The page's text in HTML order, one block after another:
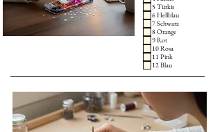
5 Türkis
6 Hellblau
7 Schwarz
8 Orange
9 Rot
10 Rosa
11 Pink
12 Blau